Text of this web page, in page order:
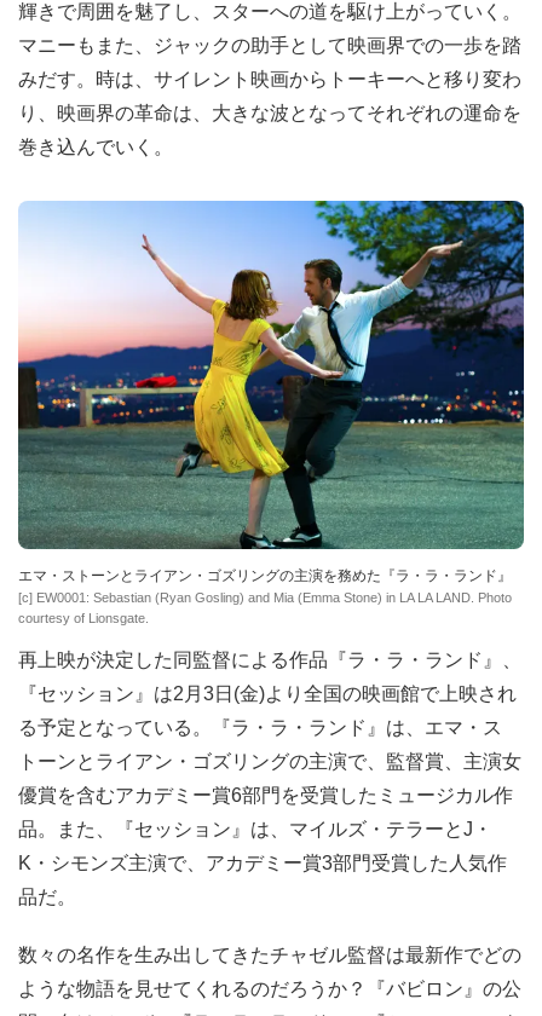
輝きで周囲を魅了し、スターへの道を駆け上がっていく。
マニーもまた、ジャックの助手として映画界での一歩を踏
みだす。時は、サイレント映画からトーキーへと移り変わ
り、映画界の革命は、大きな波となってそれぞれの運命を
巻き込んでいく。
エマ・ストーンとライアン・ゴズリングの主演を務めた『ラ・ラ・ランド』
[c] EW0001: Sebastian (Ryan Gosling) and Mia (Emma Stone) in LA LA LAND. Photo
courtesy of Lionsgate.
再上映が決定した同監督による作品『ラ・ラ・ランド』、
『セッション』は2月3日(金)より全国の映画館で上映され
る予定となっている。『ラ・ラ・ランド』は、エマ・ス
トーンとライアン・ゴズリングの主演で、監督賞、主演女
優賞を含むアカデミー賞6部門を受賞したミュージカル作
品。また、『セッション』は、マイルズ・テラーとJ・
K・シモンズ主演で、アカデミー賞3部門受賞した人気作
品だ。
数々の名作を生み出してきたチャゼル監督は最新作でどの
ような物語を見せてくれるのだろうか？『バビロン』の公